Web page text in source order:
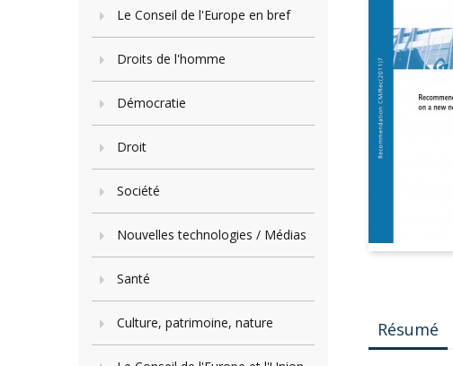
Le Conseil de l'Europe en bref
Droits de l'homme
Démocratie
Droit
Société
Nouvelles technologies / Médias
Santé
Culture, patrimoine, nature Résumé